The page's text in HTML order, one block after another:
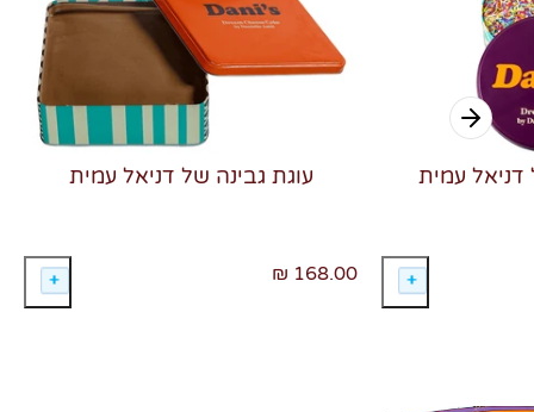
עוגת גבינה של דניאל עמית
168.00 ₪
דניאל עמית